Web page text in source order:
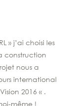
» j’ai choisi les
construction
nous a
international
2016 « .
même !